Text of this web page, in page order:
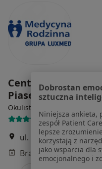
Centrum
Piaseczno
Okulistyka, Interna, Pediatria
25 opinii
ul. Powstańców
Dobrostan
sztuczna
Niniejsza ankieta,
zespół Patient
lepsze
korzystają z
jako wsparcia dla
emocjonalnego i